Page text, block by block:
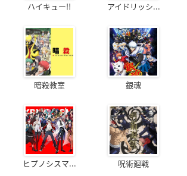
ハイキュー!! アイドリッシ...
暗殺教室 銀魂
ヒプノシスマ... 呪術廻戦